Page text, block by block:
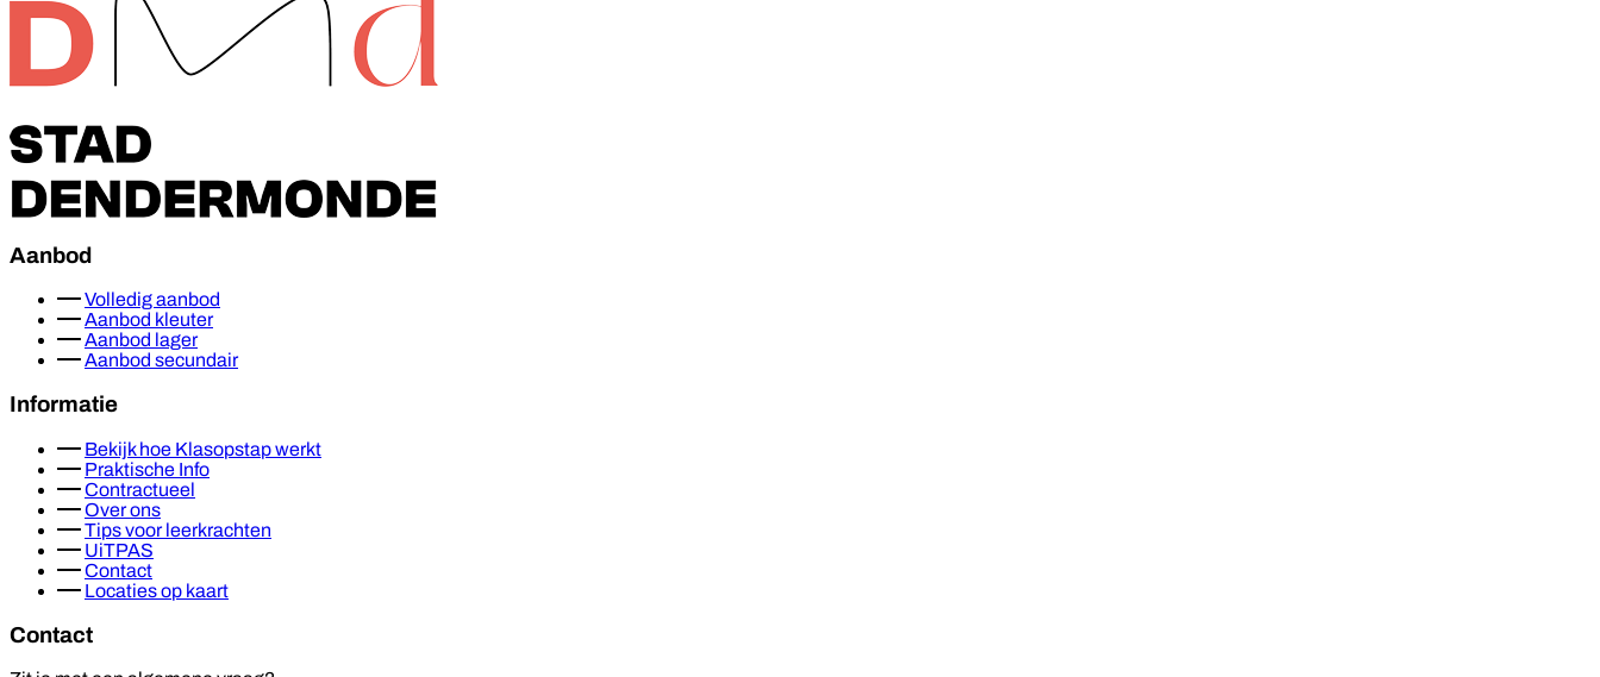
Aanbod
Volledig aanbod
Aanbod kleuter
Aanbod lager
Aanbod secundair
Informatie
Bekijk hoe Klasopstap werkt
Praktische Info
Contractueel
Over ons
Tips voor leerkrachten
UiTPAS
Contact
Locaties op kaart
Contact